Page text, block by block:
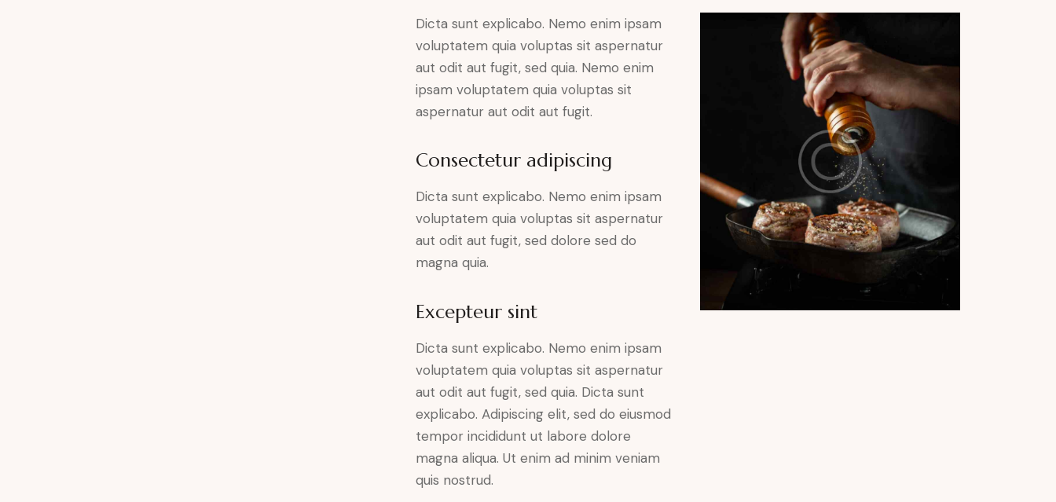
Dicta sunt explicabo. Nemo enim ipsam
voluptatem quia voluptas sit aspernatur
aut odit aut fugit, sed quia. Nemo enim
ipsam voluptatem quia voluptas sit
aspernatur aut odit aut fugit.
Consectetur adipiscing
Dicta sunt explicabo. Nemo enim ipsam
voluptatem quia voluptas sit aspernatur
aut odit aut fugit, sed dolore sed do
magna quia.
Excepteur sint
Dicta sunt explicabo. Nemo enim ipsam
voluptatem quia voluptas sit aspernatur
aut odit aut fugit, sed quia. Dicta sunt
explicabo. Adipiscing elit, sed do eiusmod
tempor incididunt ut labore dolore
magna aliqua. Ut enim ad minim veniam
quis nostrud.